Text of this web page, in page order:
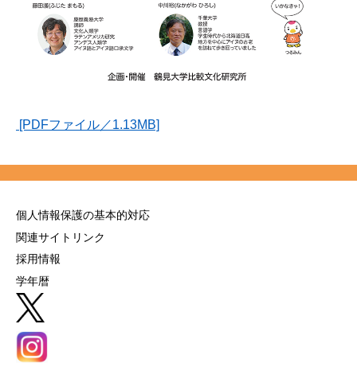
[PDFファイル／1.13MB]
個人情報保護の基本的対応
関連サイトリンク
採用情報
学年暦